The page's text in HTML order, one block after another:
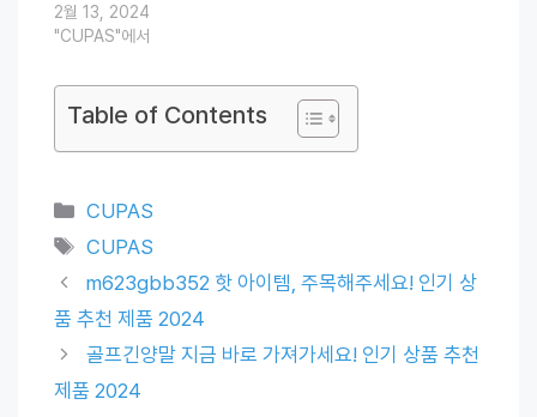
2월 13, 2024
"CUPAS"에서
Table of Contents
Categories
CUPAS
Tags
CUPAS
m623gbb352 핫 아이템, 주목해주세요! 인기 상
품 추천 제품 2024
골프긴양말 지금 바로 가져가세요! 인기 상품 추천
제품 2024